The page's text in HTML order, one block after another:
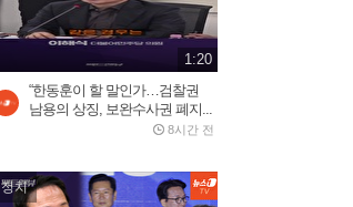
모스크바 중심부 폭탄 폭발,
러시아 우주군 총 사령관...
김선태, 리센느 원이 '무섭노'
2026.07.30
1:20
“한동훈이 할 말인가…검찰권
남용의 상징, 보완수사권 폐지...
8시간 전
정치